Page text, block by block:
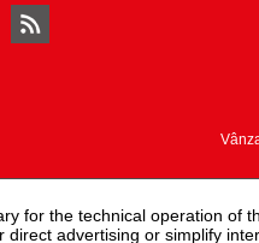
youtube
for the technical operation of
advertising or simplify